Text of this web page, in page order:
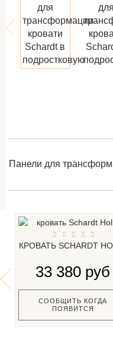
Панели для
КРОВАТЬ SCHARDT
33 380 руб
СООБЩИТЬ КОГДА
ПОЯВИТСЯ